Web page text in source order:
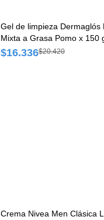
Gel de limpieza Dermaglós
Mixta a Grasa Pomo x 150
$16.336$20.420
Crema Nivea Men Clásica